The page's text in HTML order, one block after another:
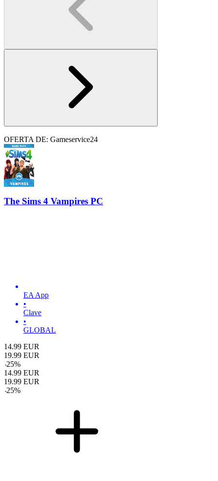
OFERTA DE: Gameservice24
The Sims 4 Vampires PC
EA App
•
Clave
•
GLOBAL
14.99 EUR
19.99 EUR
-25%
14.99 EUR
19.99 EUR
-25%